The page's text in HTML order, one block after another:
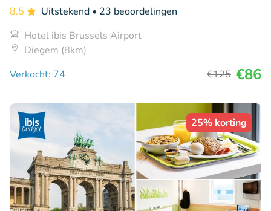
8.5 Uitstekend • 23 beoordelingen
Hotel ibis Brussels Airport
Diegem (8km)
Verkocht: 74
€125 €86
25% korting